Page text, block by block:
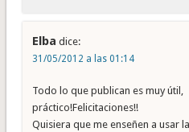
Elba dice:
31/05/2012 a las 01:14
Todo lo que publican es muy útil,
práctico!Felicitaciones!!
Quisiera que me enseñen a usar